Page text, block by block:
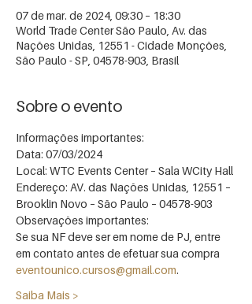
07 de mar. de 2024, 09:30 – 18:30
World Trade Center São Paulo, Av. das
Nações Unidas, 12551 - Cidade Monções,
São Paulo - SP, 04578-903, Brasil
Sobre o evento
Informações importantes:
Data: 07/03/2024
Local: WTC Events Center – Sala WCity Hall
Endereço: AV. das Nações Unidas, 12551 –
Brooklin Novo – São Paulo – 04578-903
Observações importantes:
Se sua NF deve ser em nome de PJ, entre
em contato antes de efetuar sua compra
eventounico.cursos@gmail.com.
Saiba Mais >